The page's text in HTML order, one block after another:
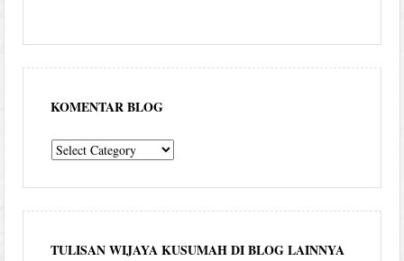
KOMENTAR BLOG
komentar
TULISAN WIJAYA KUSUMAH DI BLOG LAINNYA